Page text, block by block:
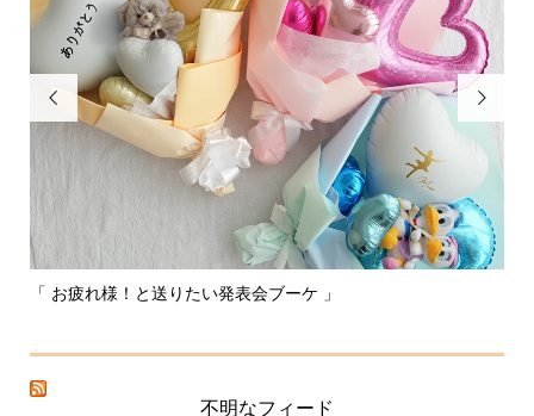

「 お疲れ様！と送りたい発表会ブーケ 」

不明なフィード